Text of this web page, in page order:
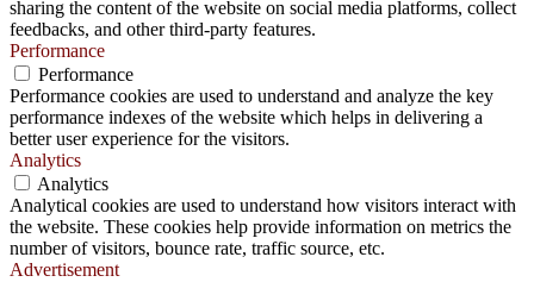
sharing the content of the website on social media platforms, collect
feedbacks, and other third-party features.
Performance
Performance
Performance cookies are used to understand and analyze the key
performance indexes of the website which helps in delivering a
better user experience for the visitors.
Analytics
Analytics
Analytical cookies are used to understand how visitors interact with
the website. These cookies help provide information on metrics the
number of visitors, bounce rate, traffic source, etc.
Advertisement